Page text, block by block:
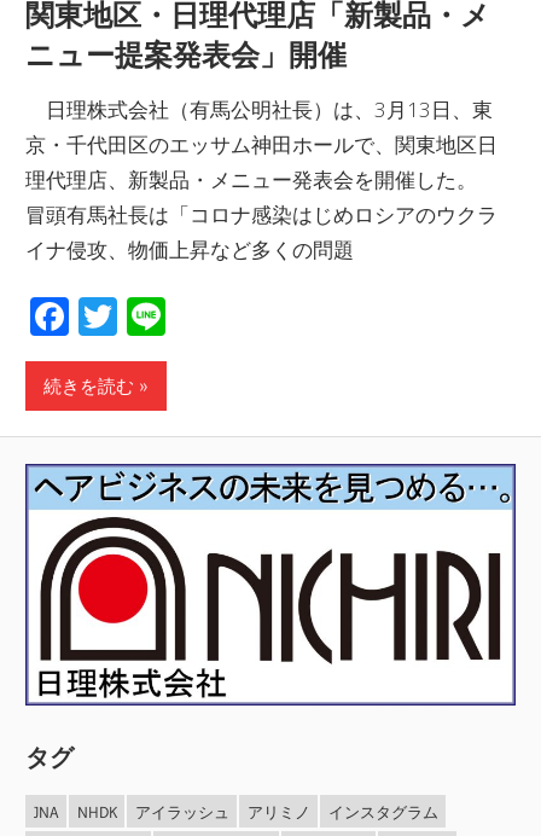
関東地区・日理代理店「新製品・メ
ニュー提案発表会」開催
日理株式会社（有馬公明社長）は、3月13日、東
京・千代田区のエッサム神田ホールで、関東地区日
理代理店、新製品・メニュー発表会を開催した。
冒頭有馬社長は「コロナ感染はじめロシアのウクラ
イナ侵攻、物価上昇など多くの問題
Facebook
Twitter
続きを読む
タグ
JNA NHDK アイラッシュ アリミノ
インスタグラム